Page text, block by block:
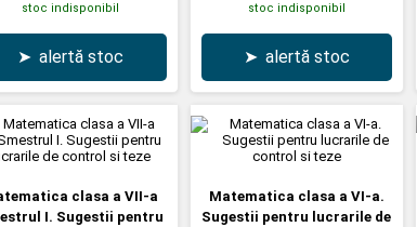
stoc indisponibil
➤ alertă stoc
stoc indisponibil
➤ alertă stoc
clasa a VII-a
I. Sugestii pentru
Matematica clasa a VI-a.
Sugestii pentru lucrarile de